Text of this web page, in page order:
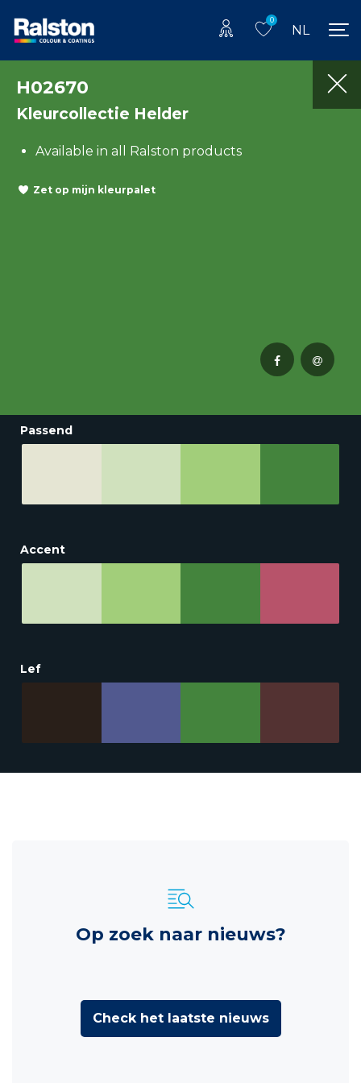
0
NL
H02670
Kleurcollectie Helder
Available in all Ralston products
Zet op mijn kleurpalet
Passend
Accent
Lef
Op zoek naar nieuws?
Check het laatste nieuws